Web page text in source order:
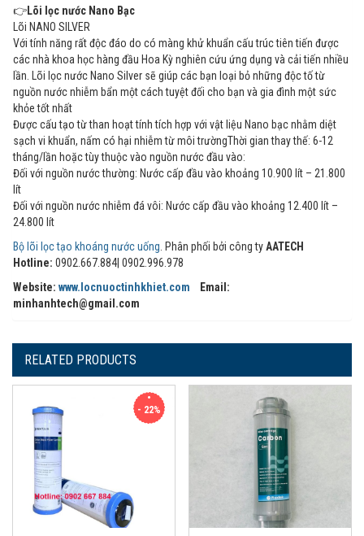
👉Lõi lọc nước Nano Bạc
Lõi NANO SILVER
Với tính năng rất độc đáo do có màng khử khuẩn cấu trúc tiên tiến được
các nhà khoa học hàng đầu Hoa Kỳ nghiên cứu ứng dụng và cải tiến nhiều
lần. Lõi lọc nước Nano Silver sẽ giúp các bạn loại bỏ những độc tố từ
nguồn nước nhiễm bẩn một cách tuyệt đối cho bạn và gia đình một sức
khỏe tốt nhất
Được cấu tạo từ than hoạt tính tích hợp với vật liệu Nano bạc nhằm diệt
sạch vi khuẩn, nấm có hại nhiễm từ môi trườngThời gian thay thế: 6-12
tháng/lần hoặc tùy thuộc vào nguồn nước đầu vào:
Đối với nguồn nước thường: Nước cấp đầu vào khoảng 10.900 lít – 21.800
lít
Đối với nguồn nước nhiễm đá vôi: Nước cấp đầu vào khoảng 12.400 lít –
24.800 lít
Bộ lõi lọc tạo khoáng nước uống . Phân phối bởi công tyAATECH
Hotline: 0902.667.884| 0902.996.978
Website: www.locnuoctinhkhiet.com Email:
minhanhtech@gmail.com
RELATED PRODUCTS
- 22%